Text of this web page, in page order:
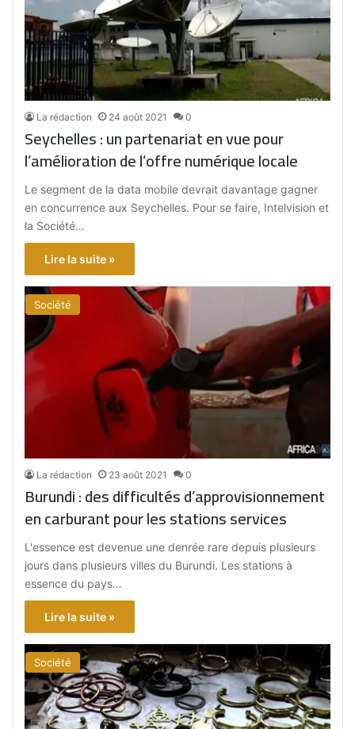
La rédaction 24 août 2021 0
Seychelles : un partenariat en vue pour
l’amélioration de l’offre numérique locale
Le segment de la data mobile devrait davantage gagner
en concurrence aux Seychelles. Pour se faire, Intelvision et
la Société…
Lire la suite »
Société
La rédaction 23 août 2021 0
Burundi : des difficultés d’approvisionnement
en carburant pour les stations services
L'essence est devenue une denrée rare depuis plusieurs
jours dans plusieurs villes du Burundi. Les stations à
essence du pays…
Lire la suite »
Société